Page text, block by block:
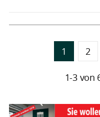
1 2
1-3 von